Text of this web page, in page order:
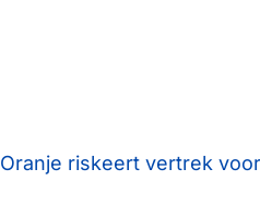
Oranje riskeert vertrek